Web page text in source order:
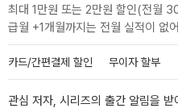
최대 1만원 또는 2만원 할인(전월
급월 +1개월까지는 전월 실적이 없
카드/간편결제 할인 무이자 할부
관심 저자, 시리즈의 출간 알림을 받